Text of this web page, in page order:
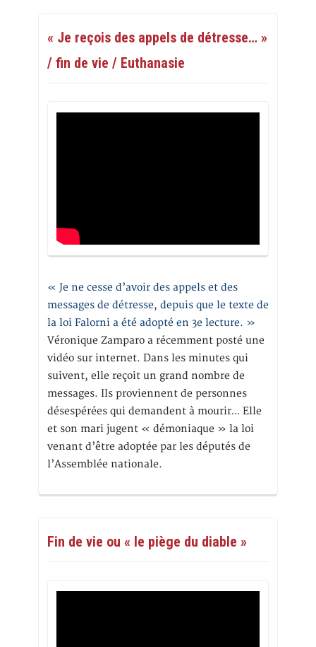
« Je reçois des appels de détresse… »
/ fin de vie / Euthanasie
« Je ne cesse d’avoir des appels et des
messages de détresse, depuis que le texte de
la loi Falorni a été adopté en 3e lecture. »
Véronique Zamparo a récemment posté une
vidéo sur internet. Dans les minutes qui
suivent, elle reçoit un grand nombre de
messages. Ils proviennent de personnes
désespérées qui demandent à mourir… Elle
et son mari jugent « démoniaque » la loi
venant d’être adoptée par les députés de
l’Assemblée nationale.
Fin de vie ou « le piège du diable »